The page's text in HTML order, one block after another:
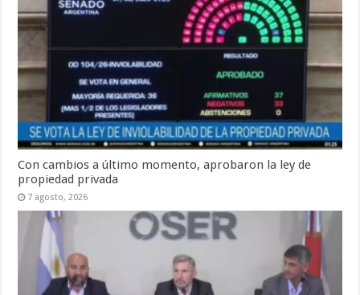
Con cambios a último momento, aprobaron la ley de
propiedad privada
7 agosto, 2026